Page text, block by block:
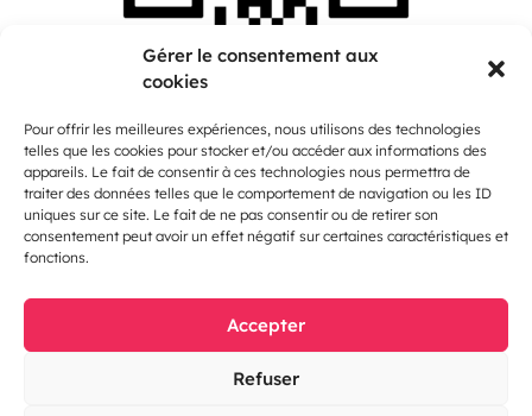
Gérer le consentement aux
cookies
Pour offrir les meilleures expériences, nous utilisons des technologies
telles que les cookies pour stocker et/ou accéder aux informations des
appareils. Le fait de consentir à ces technologies nous permettra de
traiter des données telles que le comportement de navigation ou les ID
uniques sur ce site. Le fait de ne pas consentir ou de retirer son
consentement peut avoir un effet négatif sur certaines caractéristiques et
fonctions.
Accepter
Refuser
SALON DES ANTIQUAIRES
2026